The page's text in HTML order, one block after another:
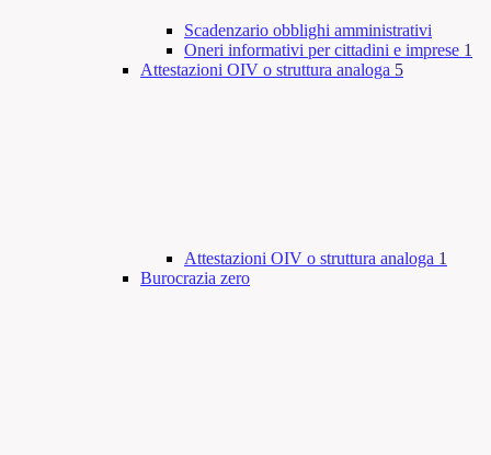
Scadenzario obblighi amministrativi
Oneri informativi per cittadini e imprese 1
Attestazioni OIV o struttura analoga 5
Attestazioni OIV o struttura analoga 1
Burocrazia zero